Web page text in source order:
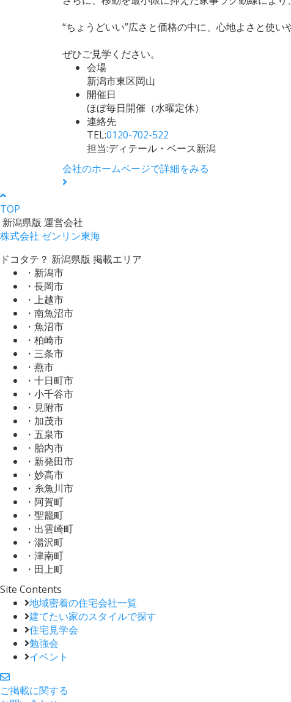
“ちょうどいい”広さと価格の中に、心地よさと使い
ぜひご見学ください。
会場
新潟市東区岡山
開催日
ほぼ毎日開催（水曜定休）
連絡先
TEL:0120-702-522
担当:ディテール・ベース新潟
会社のホームページで詳細をみる
TOP
新潟県版 運営会社
株式会社 ゼンリン東海
ドコタテ？ 新潟県版 掲載エリア
・新潟市
・長岡市
・上越市
・南魚沼市
・魚沼市
・柏崎市
・三条市
・燕市
・十日町市
・小千谷市
・見附市
・加茂市
・五泉市
・胎内市
・新発田市
・妙高市
・糸魚川市
・阿賀町
・聖籠町
・出雲崎町
・湯沢町
・津南町
・田上町
Site Contents
地域密着の住宅会社一覧
建てたい家のスタイルで探す
住宅見学会
勉強会
イベント
ご掲載に関する